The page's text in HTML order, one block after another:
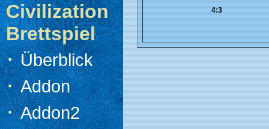
Civilization
Brettspiel
·Überblick
·Addon
·Addon2
4:3